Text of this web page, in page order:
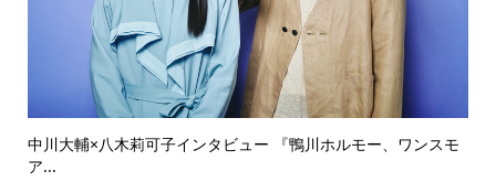
中川大輔×八木莉可子インタビュー 『鴨川ホルモー、ワンスモ
ア...